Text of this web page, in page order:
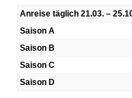
Anreise täglich 21.03. –
Saison A
Saison B
Saison C
Saison D